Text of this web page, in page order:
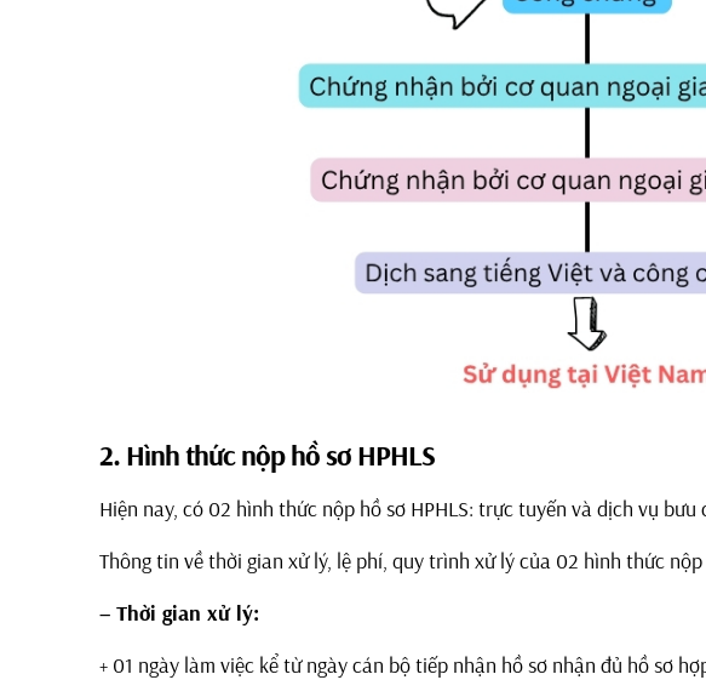
2. Hình thức nộp hồ sơ HPHLS
Hiện nay, có 02 hình thức nộp hồ sơ HPHLS: trực tuyến và dịch vụ bưu
Thông tin về thời gian xử lý, lệ phí, quy trình xử lý của 02 hình thức
– Thời gian xử lý:
+ 01 ngày làm việc kể từ ngày cán bộ tiếp nhận hồ sơ nhận đủ hồ sơ